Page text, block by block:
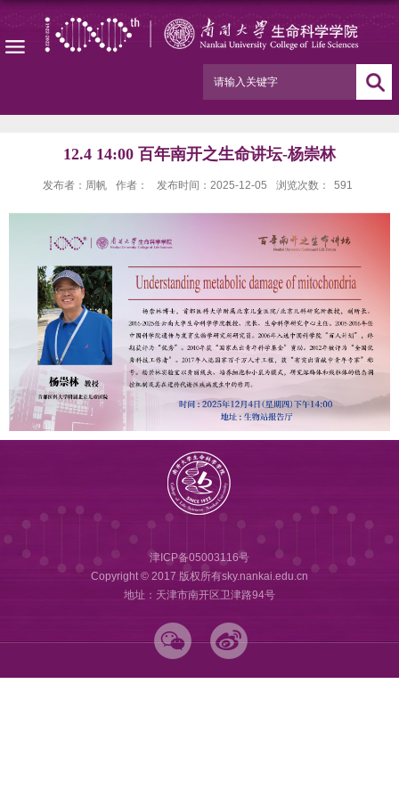
12.4 14:00 百年南开之生命讲坛-杨崇林
发布者：周帆 作者： 发布时间：2025-12-05 浏览次数： 591
津ICP备05003116号
Copyright © 2017 版权所有sky.nankai.edu.cn
地址：天津市南开区卫津路94号